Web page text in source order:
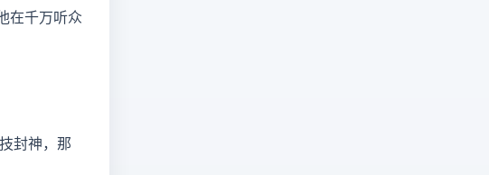
在千万听众
封神，那